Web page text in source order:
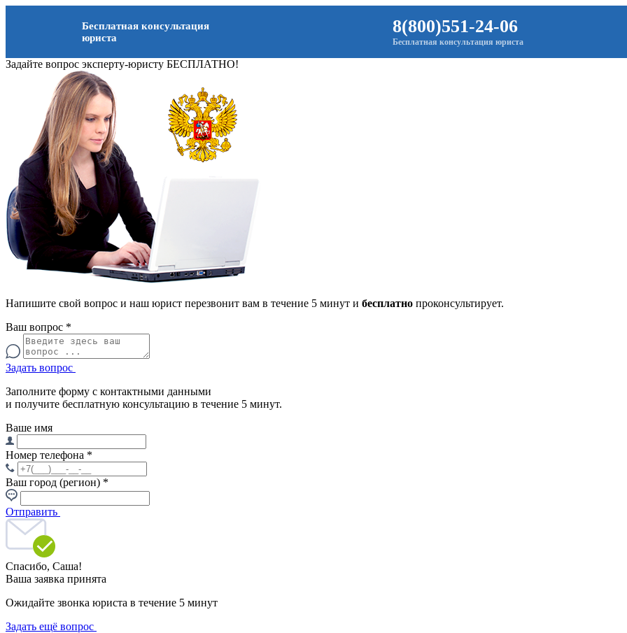
Бесплатная консультация
юриста
8(800)551-24-06
Бесплатная консультация юриста
Задайте вопрос эксперту-юристу БЕСПЛАТНО!
Напишите свой вопрос и наш юрист перезвонит вам в течение 5 минут и бесплатно проконсультирует.
Ваш вопрос *
Задать вопрос
Заполните форму с контактными данными
и получите бесплатную консультацию в течение 5 минут.
Ваше имя
Номер телефона *
Ваш город (регион) *
Отправить
Спасибо, Саша!
Ваша заявка принята
Ожидайте звонка юриста в течение 5 минут
Задать ещё вопрос